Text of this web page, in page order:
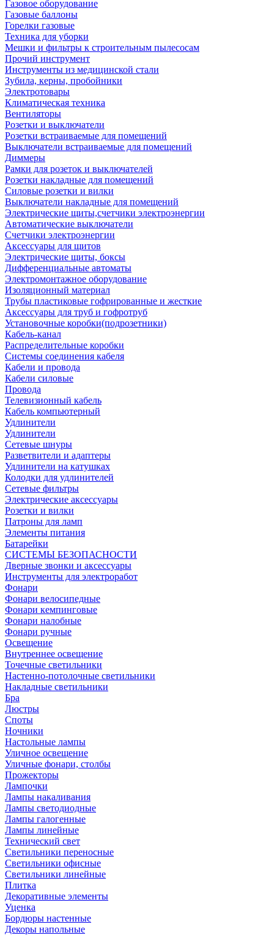
Газовое оборудование
Газовые баллоны
Горелки газовые
Техника для уборки
Мешки и фильтры к строительным пылесосам
Прочий инструмент
Инструменты из медицинской стали
Зубила, керны, пробойники
Электротовары
Климатическая техника
Вентиляторы
Розетки и выключатели
Розетки встраиваемые для помещений
Выключатели встраиваемые для помещений
Диммеры
Рамки для розеток и выключателей
Розетки накладные для помещений
Силовые розетки и вилки
Выключатели накладные для помещений
Электрические щиты,счетчики электроэнергии
Автоматические выключатели
Счетчики электроэнергии
Аксессуары для щитов
Электрические щиты, боксы
Дифференциальные автоматы
Электромонтажное оборудование
Изоляционный материал
Трубы пластиковые гофрированные и жесткие
Аксессуары для труб и гофротруб
Установочные коробки(подрозетники)
Кабель-канал
Распределительные коробки
Системы соединения кабеля
Кабели и провода
Кабели силовые
Провода
Телевизионный кабель
Кабель компьютерный
Удлинители
Удлинители
Сетевые шнуры
Разветвители и адаптеры
Удлинители на катушках
Колодки для удлинителей
Сетевые фильтры
Электрические аксессуары
Розетки и вилки
Патроны для ламп
Элементы питания
Батарейки
СИСТЕМЫ БЕЗОПАСНОСТИ
Дверные звонки и аксессуары
Инструменты для электроработ
Фонари
Фонари велосипедные
Фонари кемпинговые
Фонари налобные
Фонари ручные
Освещение
Внутреннее освещение
Точечные светильники
Настенно-потолочные светильники
Накладные светильники
Бра
Люстры
Споты
Ночники
Настольные лампы
Уличное освещение
Уличные фонари, столбы
Прожекторы
Лампочки
Лампы накаливания
Лампы светодиодные
Лампы галогенные
Лампы линейные
Технический свет
Светильники переносные
Светильники офисные
Светильники линейные
Плитка
Декоративные элементы
Уценка
Бордюры настенные
Декоры напольные